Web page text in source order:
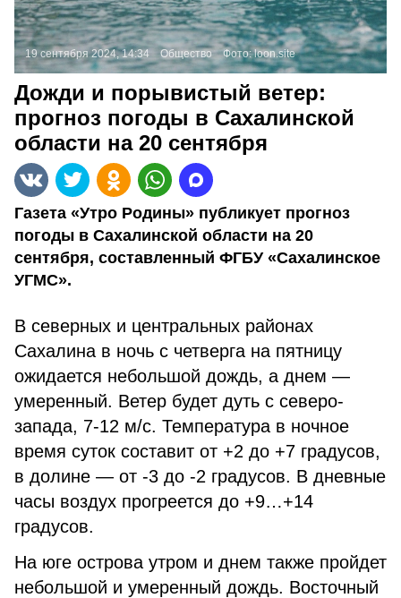
19 сентября 2024, 14:34 Общество Фото:loon.site
Дожди и порывистый ветер:
прогноз погоды в Сахалинской
области на 20 сентября
Газета «Утро Родины» публикует прогноз
погоды в Сахалинской области на 20
сентября, составленный ФГБУ «Сахалинское
УГМС».
В северных и центральных районах
Сахалина в ночь с четверга на пятницу
ожидается небольшой дождь, а днем —
умеренный. Ветер будет дуть с северо-
запада, 7-12 м/с. Температура в ночное
время суток составит от +2 до +7 градусов,
в долине — от -3 до -2 градусов. В дневные
часы воздух прогреется до +9…+14
градусов.
На юге острова утром и днем также пройдет
небольшой и умеренный дождь. Восточный